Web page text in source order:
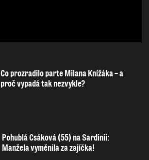
Co prozradilo parte Milana Knížáka – a
proč vypadá tak nezvykle?
Pohublá Csáková (55) na Sardinii:
Manžela vyměnila za zajíčka!